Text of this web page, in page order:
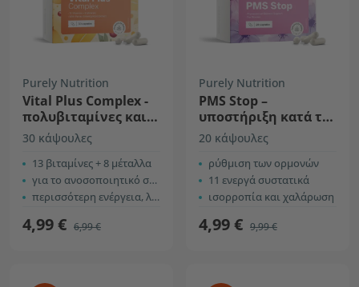
Purely Nutrition
Vital Plus Complex -
πολυβιταμίνες και
μέταλλα με
τζίνσενγκ
30 κάψουλες
13 βιταμίνες + 8 μέταλλα
για το ανοσοποιητικό σύστημα
περισσότερη ενέργεια, λιγότερη κούραση
4,99 € 6,99 €
Purely Nutrition
PMS Stop –
υποστήριξη κατά τις
ημέρες πριν από την
έμμηνο ρύση
20 κάψουλες
ρύθμιση των ορμονών
11 ενεργά συστατικά
ισορροπία και χαλάρωση
4,99 € 9,99 €